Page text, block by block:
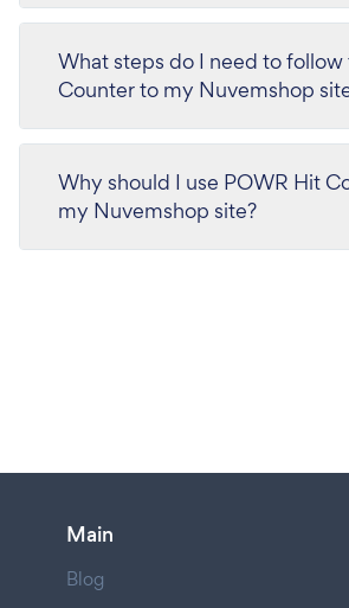
What steps do I need to
Counter to my Nuvemshop
Why should I use POWR Hit
my Nuvemshop site?
Main
Blog